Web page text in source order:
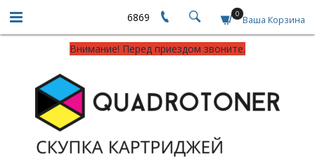
6869 0 Ваша Корзина
Внимание! Перед приездом звоните.